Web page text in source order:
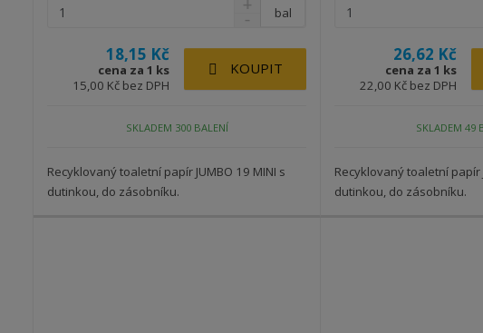
18,15 Kč
cena za 1 ks
15,00 Kč bez DPH
bal
KOUPIT
SKLADEM 300 BALENÍ
Recyklovaný toaletní papír JUMBO 19 MINI s
dutinkou, do zásobníku.
26,62 Kč
cena za 1 ks
22,00 Kč bez DPH
SKLADEM 49
Recyklovaný toaletní papír
dutinkou, do zásobníku.